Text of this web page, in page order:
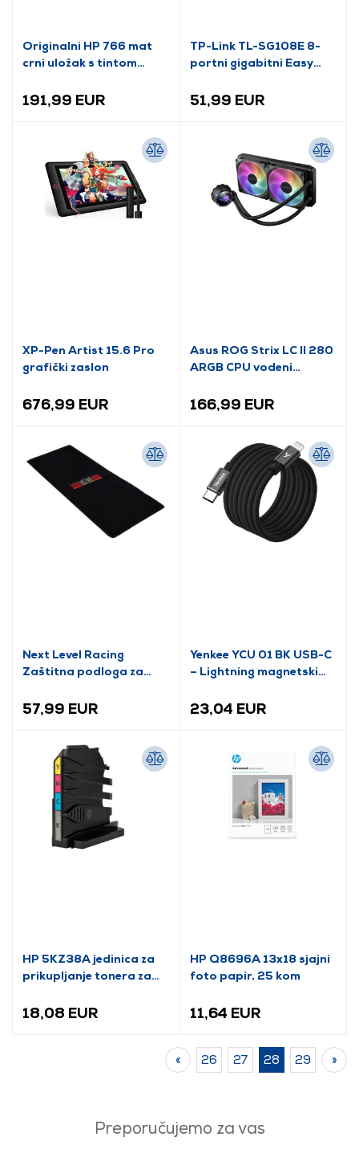
Originalni HP 766 mat
crni uložak s tintom
191,99 EUR
TP-Link TL-SG108E 8-
portni gigabitni Easy
51,99 EUR
XP-Pen Artist 15.6 Pro
grafički zaslon
676,99 EUR
Asus ROG Strix LC II 280
ARGB CPU vodeni
166,99 EUR
Next Level Racing
Zaštitna podloga za
i kokpit ispod NLR-A005
57,99 EUR
Yenkee YCU 01 BK USB-C
– Lightning magnetski
23,04 EUR
HP 5KZ38A jedinica za
prikupljanje tonera za
18,08 EUR
HP Q8696A 13x18 sjajni
foto papir, 25 kom
11,64 EUR
« 26 27 28 29 »
Preporučujemo za vas